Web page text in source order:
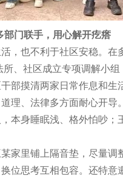
门联手，用心解开疙瘩
也不利于社区安稳。在
、社区成立专项调解小组
摸清两家日常作息和生
理、法律多方面耐心开导。
身睡眠浅、格外怕吵；
里铺上隔音垫，尽量调
位思考互相包容。还特意